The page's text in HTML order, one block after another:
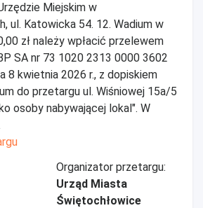
Miejskim w
ul. Katowicka 54. 12. Wadium w
zł należy wpłacić przelewem
SA nr 73 1020 2313 0000 3602
8 kwietnia 2026 r., z dopiskiem
do przetargu ul. Wiśniowej 15a/5
osoby nabywającej lokal". W
Organizator przetargu:
Urząd Miasta
Świętochłowice